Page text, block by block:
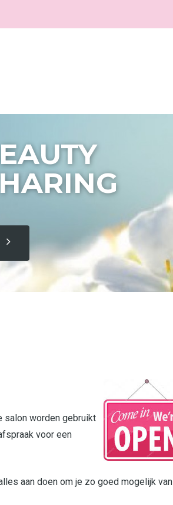
salon worden gebruikt
voor een
aan doen om je zo goed mogelijk van